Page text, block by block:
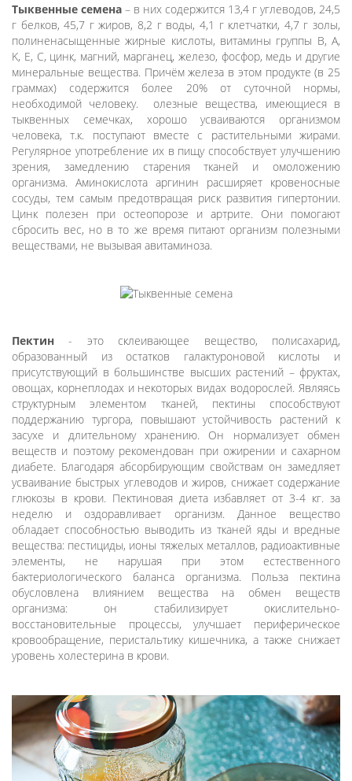
Тыквенные семена – в них содержится 13,4 г углеводов, 24,5
г белков, 45,7 г жиров, 8,2 г воды, 4,1 г клетчатки, 4,7 г золы,
полиненасыщенные жирные кислоты, витамины группы B, A,
K, E, C, цинк, магний, марганец, железо, фосфор, медь и другие
минеральные вещества. Причём железа в этом продукте (в 25
граммах) содержится более 20% от суточной нормы,
необходимой человеку. олезные вещества, имеющиеся в
тыквенных семечках, хорошо усваиваются организмом
человека, т.к. поступают вместе с растительными жирами.
Регулярное употребление их в пищу способствует улучшению
зрения, замедлению старения тканей и омоложению
организма. Аминокислота аргинин расширяет кровеносные
сосуды, тем самым предотвращая риск развития гипертонии.
Цинк полезен при остеопорозе и артрите. Они помогают
сбросить вес, но в то же время питают организм полезными
веществами, не вызывая авитаминоза.
Пектин - это склеивающее вещество, полисахарид,
образованный из остатков галактуроновой кислоты и
присутствующий в большинстве высших растений – фруктах,
овощах, корнеплодах и некоторых видах водорослей. Являясь
структурным элементом тканей, пектины способствуют
поддержанию тургора, повышают устойчивость растений к
засухе и длительному хранению. Он нормализует обмен
веществ и поэтому рекомендован при ожирении и сахарном
диабете. Благодаря абсорбирующим свойствам он замедляет
усваивание быстрых углеводов и жиров, снижает содержание
глюкозы в крови. Пектиновая диета избавляет от 3-4 кг. за
неделю и оздоравливает организм. Данное вещество
обладает способностью выводить из тканей яды и вредные
вещества: пестициды, ионы тяжелых металлов, радиоактивные
элементы, не нарушая при этом естественного
бактериологического баланса организма. Польза пектина
обусловлена влиянием вещества на обмен веществ
организма: он стабилизирует окислительно-
восстановительные процессы, улучшает периферическое
кровообращение, перистальтику кишечника, а также снижает
уровень холестерина в крови.